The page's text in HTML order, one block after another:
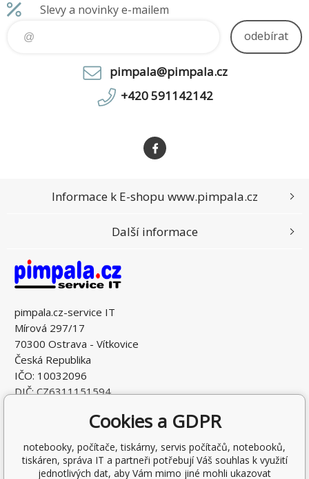
Slevy a novinky e-mailem
odebírat
pimpala@pimpala.cz
+420 591142142
pimpala.cz-service IT
Mírová 297/17
70300 Ostrava - Vítkovice
Česká Republika
IČO: 10032096
DIČ: CZ6311151594
Informace k E-shopu www.pimpala.cz
Další informace
Cookies a GDPR
notebooky, počítače, tiskárny, servis počítačů, notebooků,
tiskáren, správa IT a partneři potřebují Váš souhlas k využití
jednotlivých dat, aby Vám mimo jiné mohli ukazovat